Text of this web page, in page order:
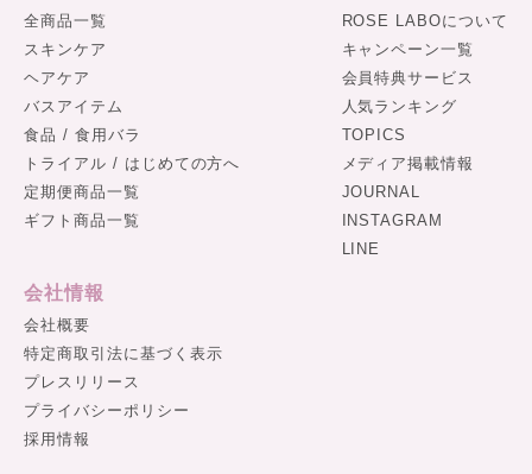
全商品一覧
スキンケア
ヘアケア
バスアイテム
食品 / 食用バラ
トライアル / はじめての方へ
定期便商品一覧
ギフト商品一覧
ROSE LABOについて
キャンペーン一覧
会員特典サービス
人気ランキング
TOPICS
メディア掲載情報
JOURNAL
INSTAGRAM
LINE
会社情報
会社概要
特定商取引法に基づく表示
プレスリリース
プライバシーポリシー
採用情報